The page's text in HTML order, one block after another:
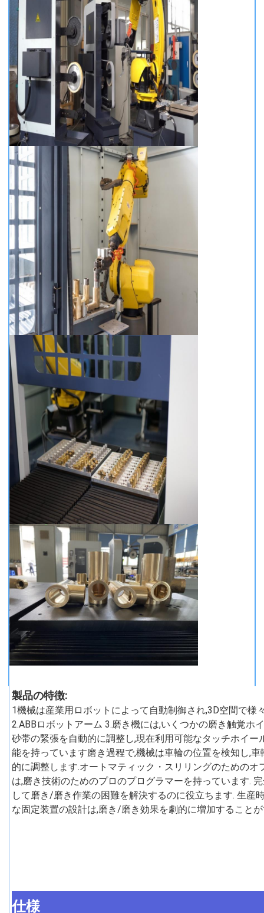
製品の特徴:
1機械は産業用ロボットによって自動制御され,3D空間で様
2.ABBロボットアーム 3.磨き機には,いくつかの磨き触覚ホ
砂帯の緊張を自動的に調整し,現在利用可能なタッチホイ
能を持っています磨き過程で,機械は車輪の位置を検知し,
的に調整します.オートマティック・スリリングのための
は,磨き技術のためのプロのプログラマーを持っています.
して磨き/磨き作業の困難を解決するのに役立ちます. 生産
な固定装置の設計は,磨き/磨き効果を劇的に増加すること
仕様